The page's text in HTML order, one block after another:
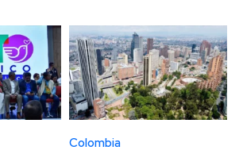
Colombia